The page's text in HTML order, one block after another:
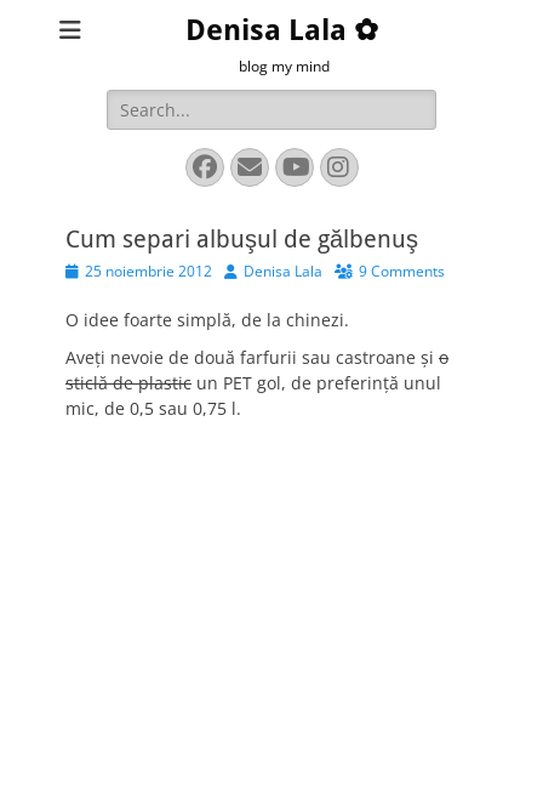
Denisa Lala ✿
blog my mind
Search
for:
Facebook
EmailYouTube
Instagram
Cum separi albuşul de gălbenuş
Posted
25 noiembrie 2012 AuthorDenisa Lala 9 Comments
O idee foarte simplă, de la chinezi.
Aveţi nevoie de două farfurii sau castroane şi o
sticlă de plastic un PET gol, de preferinţă unul
mic, de 0,5 sau 0,75 l.